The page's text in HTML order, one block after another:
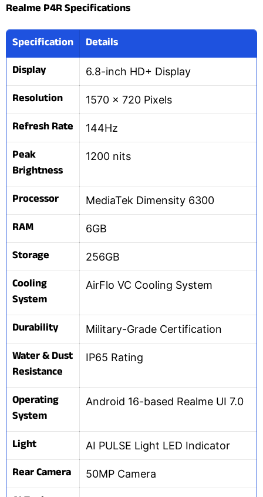
Realme P4R Specifications
Specification
Details
Display
6.8-inch HD+ Display
Resolution 1570 × 720 Pixels
Refresh Rate 144Hz
Peak
Brightness
1200 nits
Processor MediaTek Dimensity 6300
RAM 6GB
Storage 256GB
Cooling
System
AirFlo VC Cooling System
Durability Military-Grade Certification
Water & Dust
Resistance
IP65 Rating
Operating
System
Android 16-based Realme UI 7.0
Light AI PULSE Light LED Indicator
Rear Camera 50MP Camera